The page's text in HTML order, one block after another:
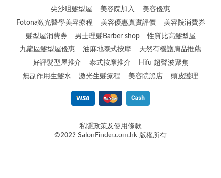
尖沙咀髮型屋
美容院加入
美容優惠
Fotona激光醫學美容療程
美容優惠真實評價
美容院消費券
髮型屋消費券
男士理髮Barber shop
性質比高髮型屋
九龍區髮型屋優惠
油麻地泰式按摩
天然有機護膚品推薦
好評髮型屋推介
泰式按摩推介
Hifu 超聲波聚焦
無副作用生髮水
激光生髮療程 美容院黑店 頭皮護理
私隱政策及使用條款
©2022 SalonFinder.com.hk 版權所有